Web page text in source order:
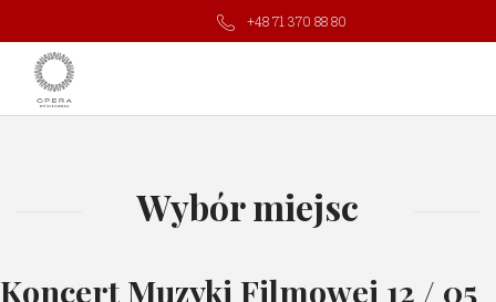
+48 71 370 88 80
Wybór miejsc
Koncert Muzyki Filmowej 12 / 05